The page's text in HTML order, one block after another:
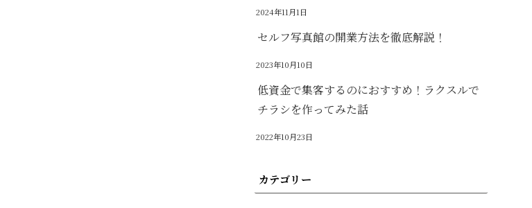
2024年11月1日
セルフ写真館の開業方法を徹底解説！
2023年10月10日
低資金で集客するのにおすすめ！ラクスルで
チラシを作ってみた話
2022年10月23日
カテゴリー